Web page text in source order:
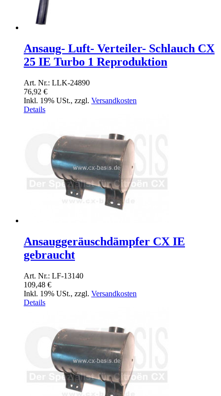
Ansaug- Luft- Verteiler- Schlauch CX
25 IE Turbo 1 Reproduktion
Art. Nr.: LLK-24890
76,92 €
Inkl. 19% USt., zzgl. Versandkosten
Details
Ansauggeräuschdämpfer CX IE
gebraucht
Art. Nr.: LF-13140
109,48 €
Inkl. 19% USt., zzgl. Versandkosten
Details